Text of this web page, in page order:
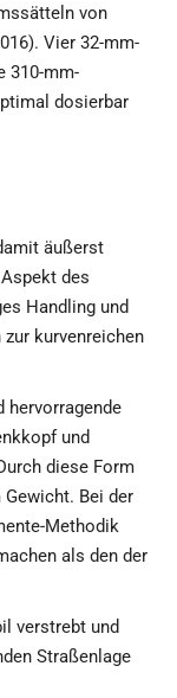
von
Vier 32-mm-
310-mm-
dosierbar
äußerst
des
Handling und
kurvenreichen
hervorragende
und
diese Form
Bei der
Methodik
als den der
verstrebt und
Straßenlage